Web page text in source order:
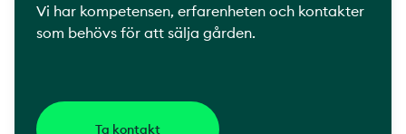
Vi har kompetensen, erfarenheten och kontakter
som behövs för att sälja gården.
Ta kontakt